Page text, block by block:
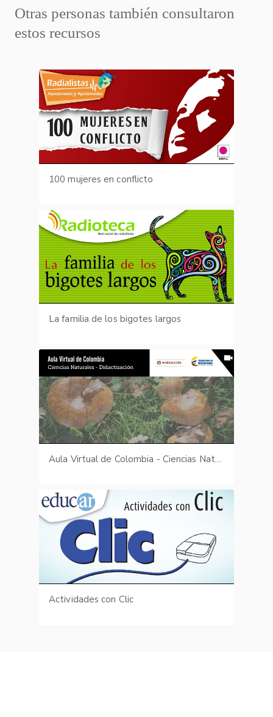
Otras personas también consultaron
estos recursos
100 mujeres en conflicto
La familia de los bigotes largos
Aula Virtual de Colombia - Ciencias Naturales - Didactización
Actividades con Clic